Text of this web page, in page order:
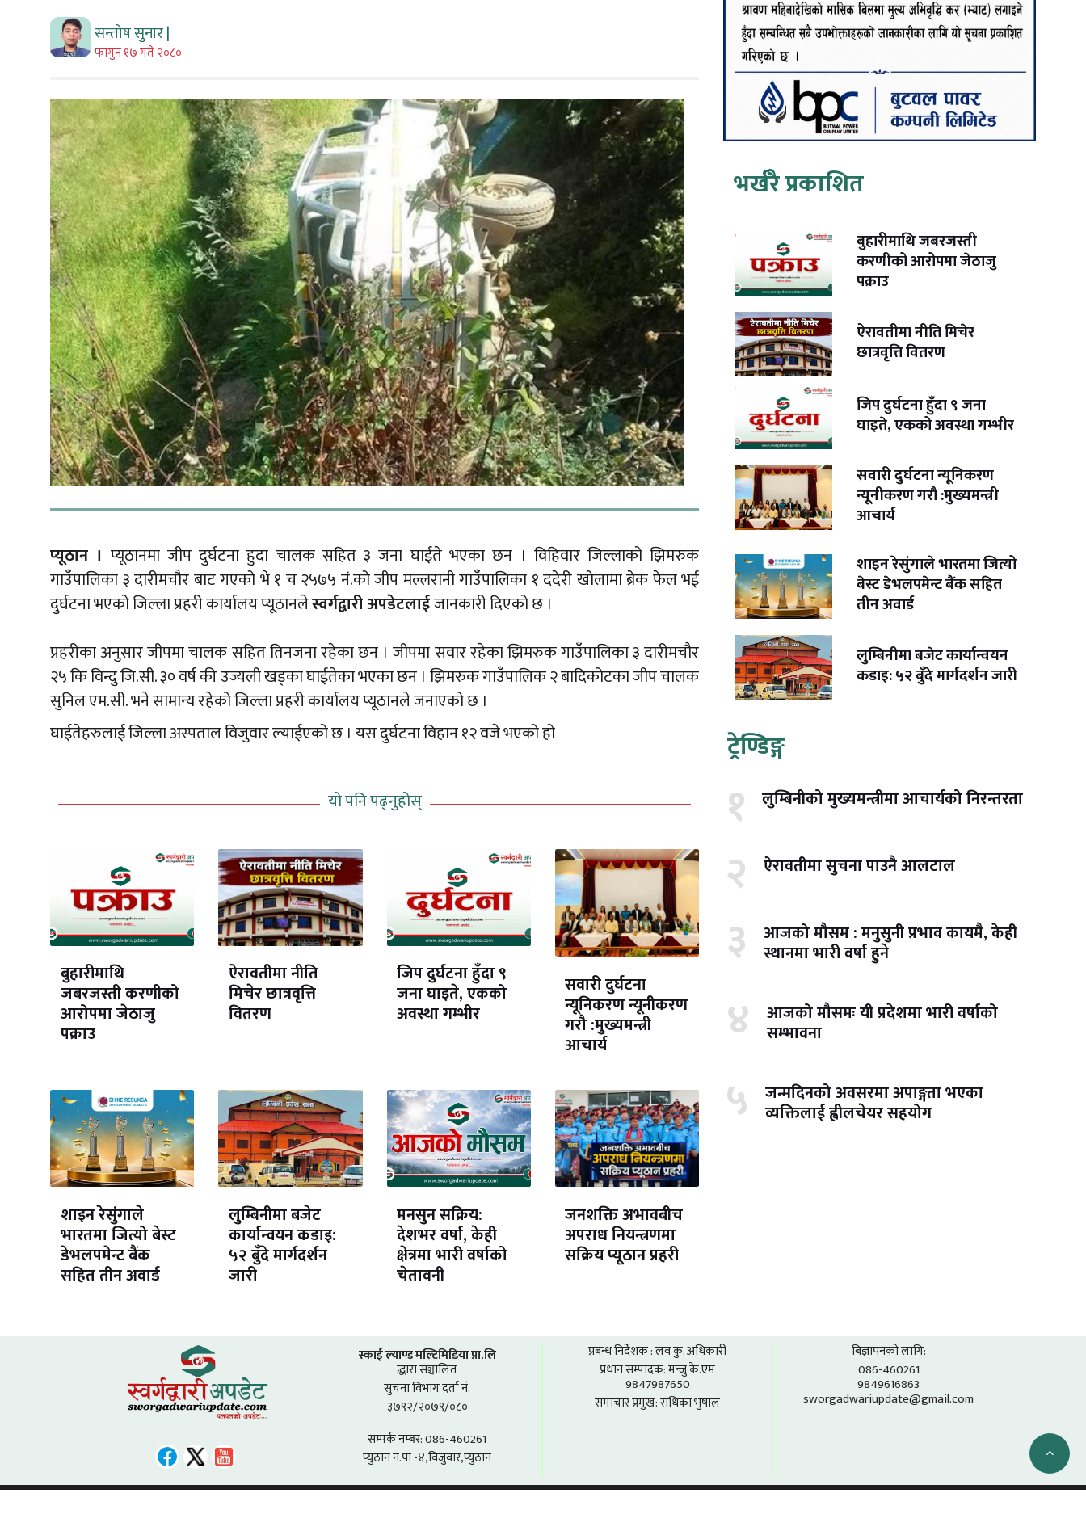
सन्तोष सुनार |
फागुन १७ गते २०८०
प्यूठान । प्यूठानमा जीप दुर्घटना हुदा चालक सहित ३ जना घाईते भएका छन । विहिवार जिल्लाको झिमरुक
गाउँपालिका ३ दारीमचौर बाट गएको भे १ च २५७५ नं.को जीप मल्लरानी गाउँपालिका १ ददेरी खोलामा ब्रेक फेल भई
दुर्घटना भएको जिल्ला प्रहरी कार्यालय प्यूठानलेस्वर्गद्वारी अपडेटलाईजानकारी दिएको छ ।
प्रहरीका अनुसार जीपमा चालक सहित तिनजना रहेका छन । जीपमा सवार रहेका झिमरुक गाउँपालिका ३ दारीमचौर
२५ कि विन्दु जि.सी. ३० वर्ष की उज्यली खड्का घाईतेका भएका छन । झिमरुक गाउँपालिक २ बादिकोटका जीप चालक
सुनिल एम.सी. भने सामान्य रहेको जिल्ला प्रहरी कार्यालय प्यूठानले जनाएको छ ।
घाईतेहरुलाई जिल्ला अस्पताल विजुवार ल्याईएको छ । यस दुर्घटना विहान १२ वजे भएको हो
यो पनि पढ्नुहोस्
बुहारीमाथि
जबरजस्ती करणीको
आरोपमा जेठाजु
पक्राउ
ऐरावतीमा नीति
मिचेर छात्रवृत्ति
वितरण
जिप दुर्घटना हुँदा ९
जना घाइते, एकको
अवस्था गम्भीर
सवारी दुर्घटना
न्यूनिकरण न्यूनीकरण
गरौ :मुख्यमन्त्री
आचार्य
शाइन रेसुंगाले
भारतमा जित्यो बेस्ट
डेभलपमेन्ट बैंक
सहित तीन अवार्ड
लुम्बिनीमा बजेट
कार्यान्वयन कडाइ:
५२ बुँदे मार्गदर्शन
जारी
मनसुन सक्रिय:
देशभर वर्षा, केही
क्षेत्रमा भारी वर्षाको
चेतावनी
जनशक्ति अभावबीच
अपराध नियन्त्रणमा
सक्रिय प्यूठान प्रहरी
भर्खरै प्रकाशित
बुहारीमाथि जबरजस्ती
करणीको आरोपमा जेठाजु
पक्राउ
ऐरावतीमा नीति मिचेर
छात्रवृत्ति वितरण
जिप दुर्घटना हुँदा ९ जना
घाइते, एकको अवस्था गम्भीर
सवारी दुर्घटना न्यूनिकरण
न्यूनीकरण गरौ :मुख्यमन्त्री
आचार्य
शाइन रेसुंगाले भारतमा जित्यो
बेस्ट डेभलपमेन्ट बैंक सहित
तीन अवार्ड
लुम्बिनीमा बजेट कार्यान्वयन
कडाइ: ५२ बुँदे मार्गदर्शन जारी
ट्रेण्डिङ्ग
१ लुम्बिनीको मुख्यमन्त्रीमा आचार्यको निरन्तरता
२ ऐरावतीमा सुचना पाउनै आलटाल
३ आजको मौसम : मनुसुनी प्रभाव कायमै, केही
स्थानमा भारी वर्षा हुने
४ आजको मौसमः यी प्रदेशमा भारी वर्षाको
सम्भावना
५ जन्मदिनको अवसरमा अपाङ्गता भएका
व्यक्तिलाई ह्वीलचेयर सहयोग
स्काई ल्याण्ड मल्टिमिडिया प्रा.लि
द्धारा सञ्चालित
सुचना विभाग दर्ता नं.
३७९२/२०७९/०८०
सम्पर्क नम्बर: 086-460261
प्युठान न.पा -४,विजुवार,प्युठान
प्रबन्ध निर्देशक : लव कु. अधिकारी
प्रधान सम्पादक: मन्जु के.एम
9847987650
समाचार प्रमुख: राधिका भुषाल
बिज्ञापनको लागि:
086-460261
9849616863
sworgadwariupdate@gmail.com